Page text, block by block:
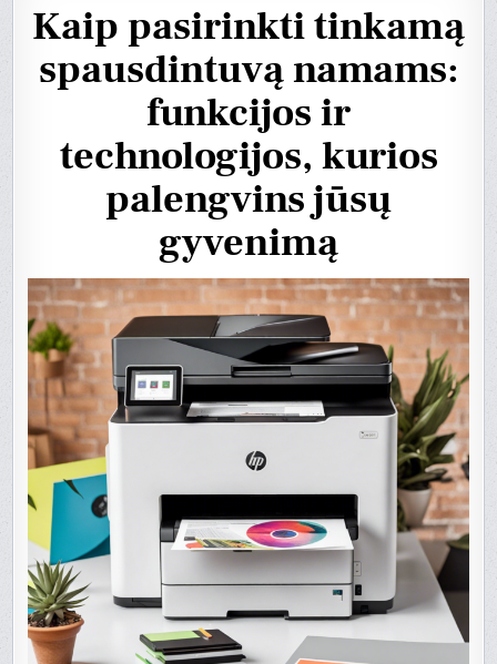
Kaip pasirinkti tinkamą
spausdintuvą namams:
funkcijos ir
technologijos, kurios
palengvins jūsų
gyvenimą